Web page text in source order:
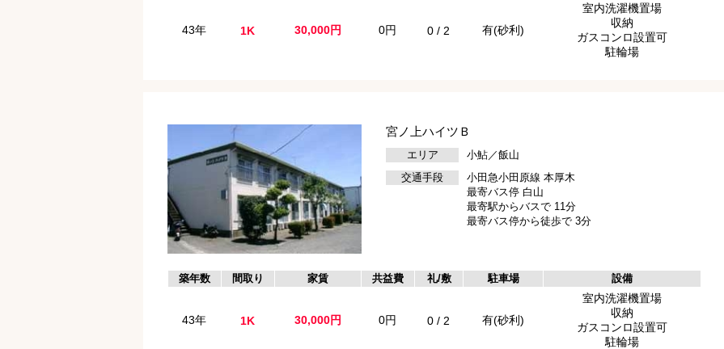
43年 1K 30,000円 0円 0 / 2 有(砂利)
室内洗濯機置場
収納
ガスコンロ設置可
駐輪場
宮ノ上ハイツＢ
エリア
小鮎／飯山
交通手段
小田急小田原線 本厚木
最寄バス停 白山
最寄駅からバスで 11分
最寄バス停から徒歩で 3分
築年数 間取り 家賃 共益費 礼/敷 駐車場 設備
43年 1K 30,000円 0円 0 / 2 有(砂利)
室内洗濯機置場
収納
ガスコンロ設置可
駐輪場